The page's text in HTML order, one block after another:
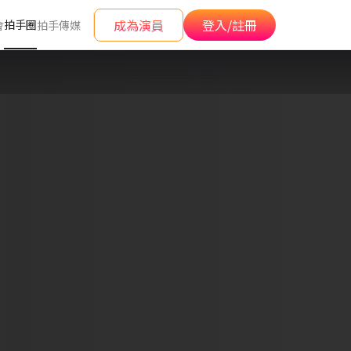
拍手圈拍手傳媒 成為演員 登入/註冊